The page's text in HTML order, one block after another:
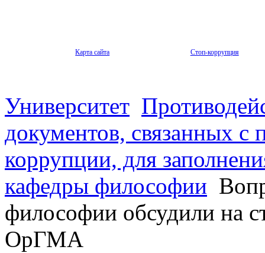
Карта сайта Стоп-коррупция
Университет
документов, связанных с
коррупции, для
кафедры философии
философии обсудили на
ОрГМА